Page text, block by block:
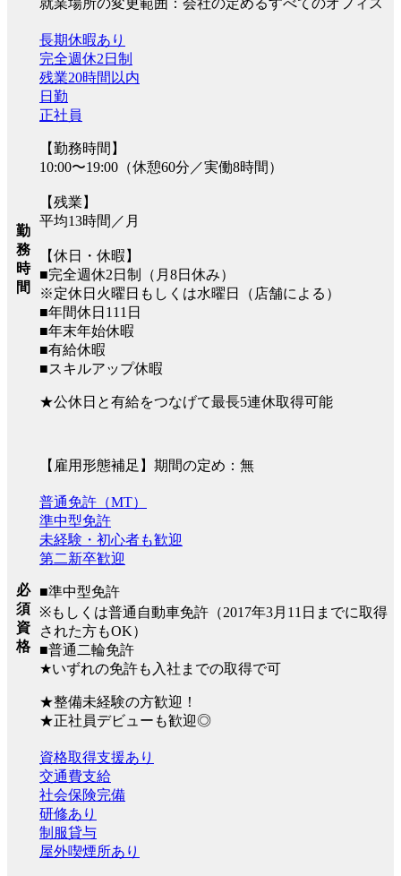
就業場所の変更範囲：会社の定めるすべてのオフィス
勤
務
時
間
長期休暇あり
完全週休2日制
残業20時間以内
日勤
正社員
【勤務時間】
10:00〜19:00（休憩60分／実働8時間）
【残業】
平均13時間／月
【休日・休暇】
■完全週休2日制（月8日休み）
※定休日火曜日もしくは水曜日（店舗による）
■年間休日111日
■年末年始休暇
■有給休暇
■スキルアップ休暇
★公休日と有給をつなげて最長5連休取得可能
【雇用形態補足】期間の定め：無
必
須
資
格
普通免許（MT）
準中型免許
未経験・初心者も歓迎
第二新卒歓迎
■準中型免許
※もしくは普通自動車免許（2017年3月11日までに取得
された方もOK）
■普通二輪免許
★いずれの免許も入社までの取得で可
★整備未経験の方歓迎！
★正社員デビューも歓迎◎
資格取得支援あり
交通費支給
社会保険完備
研修あり
制服貸与
屋外喫煙所あり